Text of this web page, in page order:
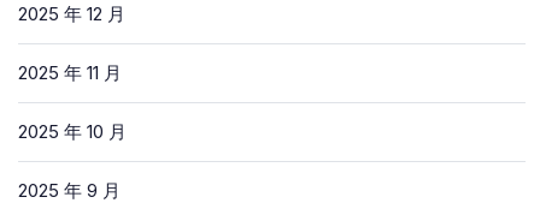
2025 年 12 月
2025 年 11 月
2025 年 10 月
2025 年 9 月